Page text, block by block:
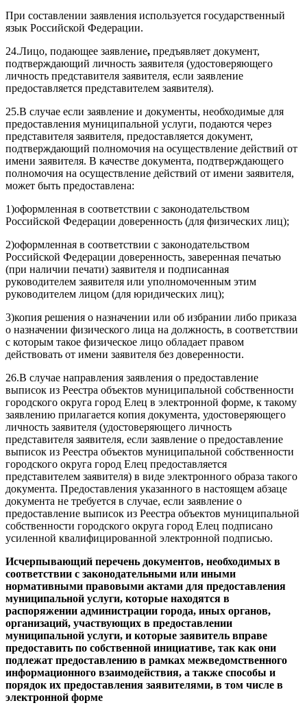
При составлении заявления используется государственный
язык Российской Федерации.
24.Лицо, подающее заявление, предъявляет документ,
подтверждающий личность заявителя (удостоверяющего
личность представителя заявителя, если заявление
предоставляется представителем заявителя).
25.В случае если заявление и документы, необходимые для
предоставления муниципальной услуги, подаются через
представителя заявителя, предоставляется документ,
подтверждающий полномочия на осуществление действий от
имени заявителя. В качестве документа, подтверждающего
полномочия на осуществление действий от имени заявителя,
может быть предоставлена:
1)оформленная в соответствии с законодательством
Российской Федерации доверенность (для физических лиц);
2)оформленная в соответствии с законодательством
Российской Федерации доверенность, заверенная печатью
(при наличии печати) заявителя и подписанная
руководителем заявителя или уполномоченным этим
руководителем лицом (для юридических лиц);
3)копия решения о назначении или об избрании либо приказа
о назначении физического лица на должность, в соответствии
с которым такое физическое лицо обладает правом
действовать от имени заявителя без доверенности.
26.В случае направления заявления о предоставление
выписок из Реестра объектов муниципальной собственности
городского округа город Елец в электронной форме, к такому
заявлению прилагается копия документа, удостоверяющего
личность заявителя (удостоверяющего личность
представителя заявителя, если заявление о предоставление
выписок из Реестра объектов муниципальной собственности
городского округа город Елец предоставляется
представителем заявителя) в виде электронного образа такого
документа. Предоставления указанного в настоящем абзаце
документа не требуется в случае, если заявление о
предоставление выписок из Реестра объектов муниципальной
собственности городского округа город Елец подписано
усиленной квалифицированной электронной подписью.
Исчерпывающий перечень документов, необходимых в
соответствии с законодательными или иными
нормативными правовыми актами для предоставления
муниципальной услуги, которые находятся в
распоряжении администрации города, иных органов,
организаций, участвующих в предоставлении
муниципальной услуги, и которые заявитель вправе
предоставить по собственной инициативе, так как они
подлежат предоставлению в рамках межведомственного
информационного взаимодействия, а также способы и
порядок их предоставления заявителями, в том числе в
электронной форме